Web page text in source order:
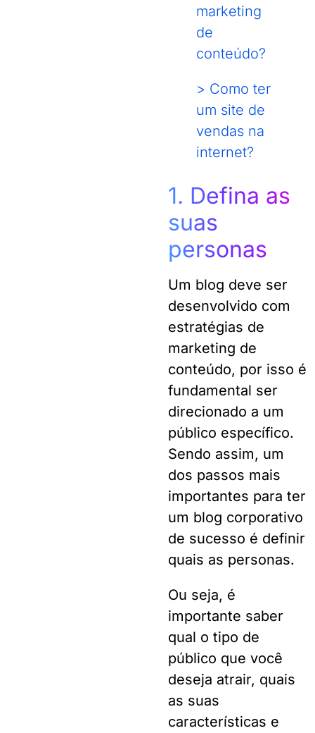
marketing
de
conteúdo?
> Como ter
um site de
vendas na
internet?
1. Defina as
suas
personas
Um blog deve ser
desenvolvido com
estratégias de
marketing de
conteúdo, por isso é
fundamental ser
direcionado a um
público específico.
Sendo assim, um
dos passos mais
importantes para ter
um blog corporativo
de sucesso é definir
quais as personas.
Ou seja, é
importante saber
qual o tipo de
público que você
deseja atrair, quais
as suas
características e